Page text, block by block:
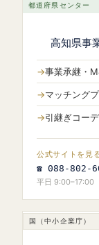
都道府県センター
高知県事
事業承継・
マッチング
引継ぎコー
公式サイトを見
☎ 088-802-
平日 9:00–17:00
国（中小企業庁）